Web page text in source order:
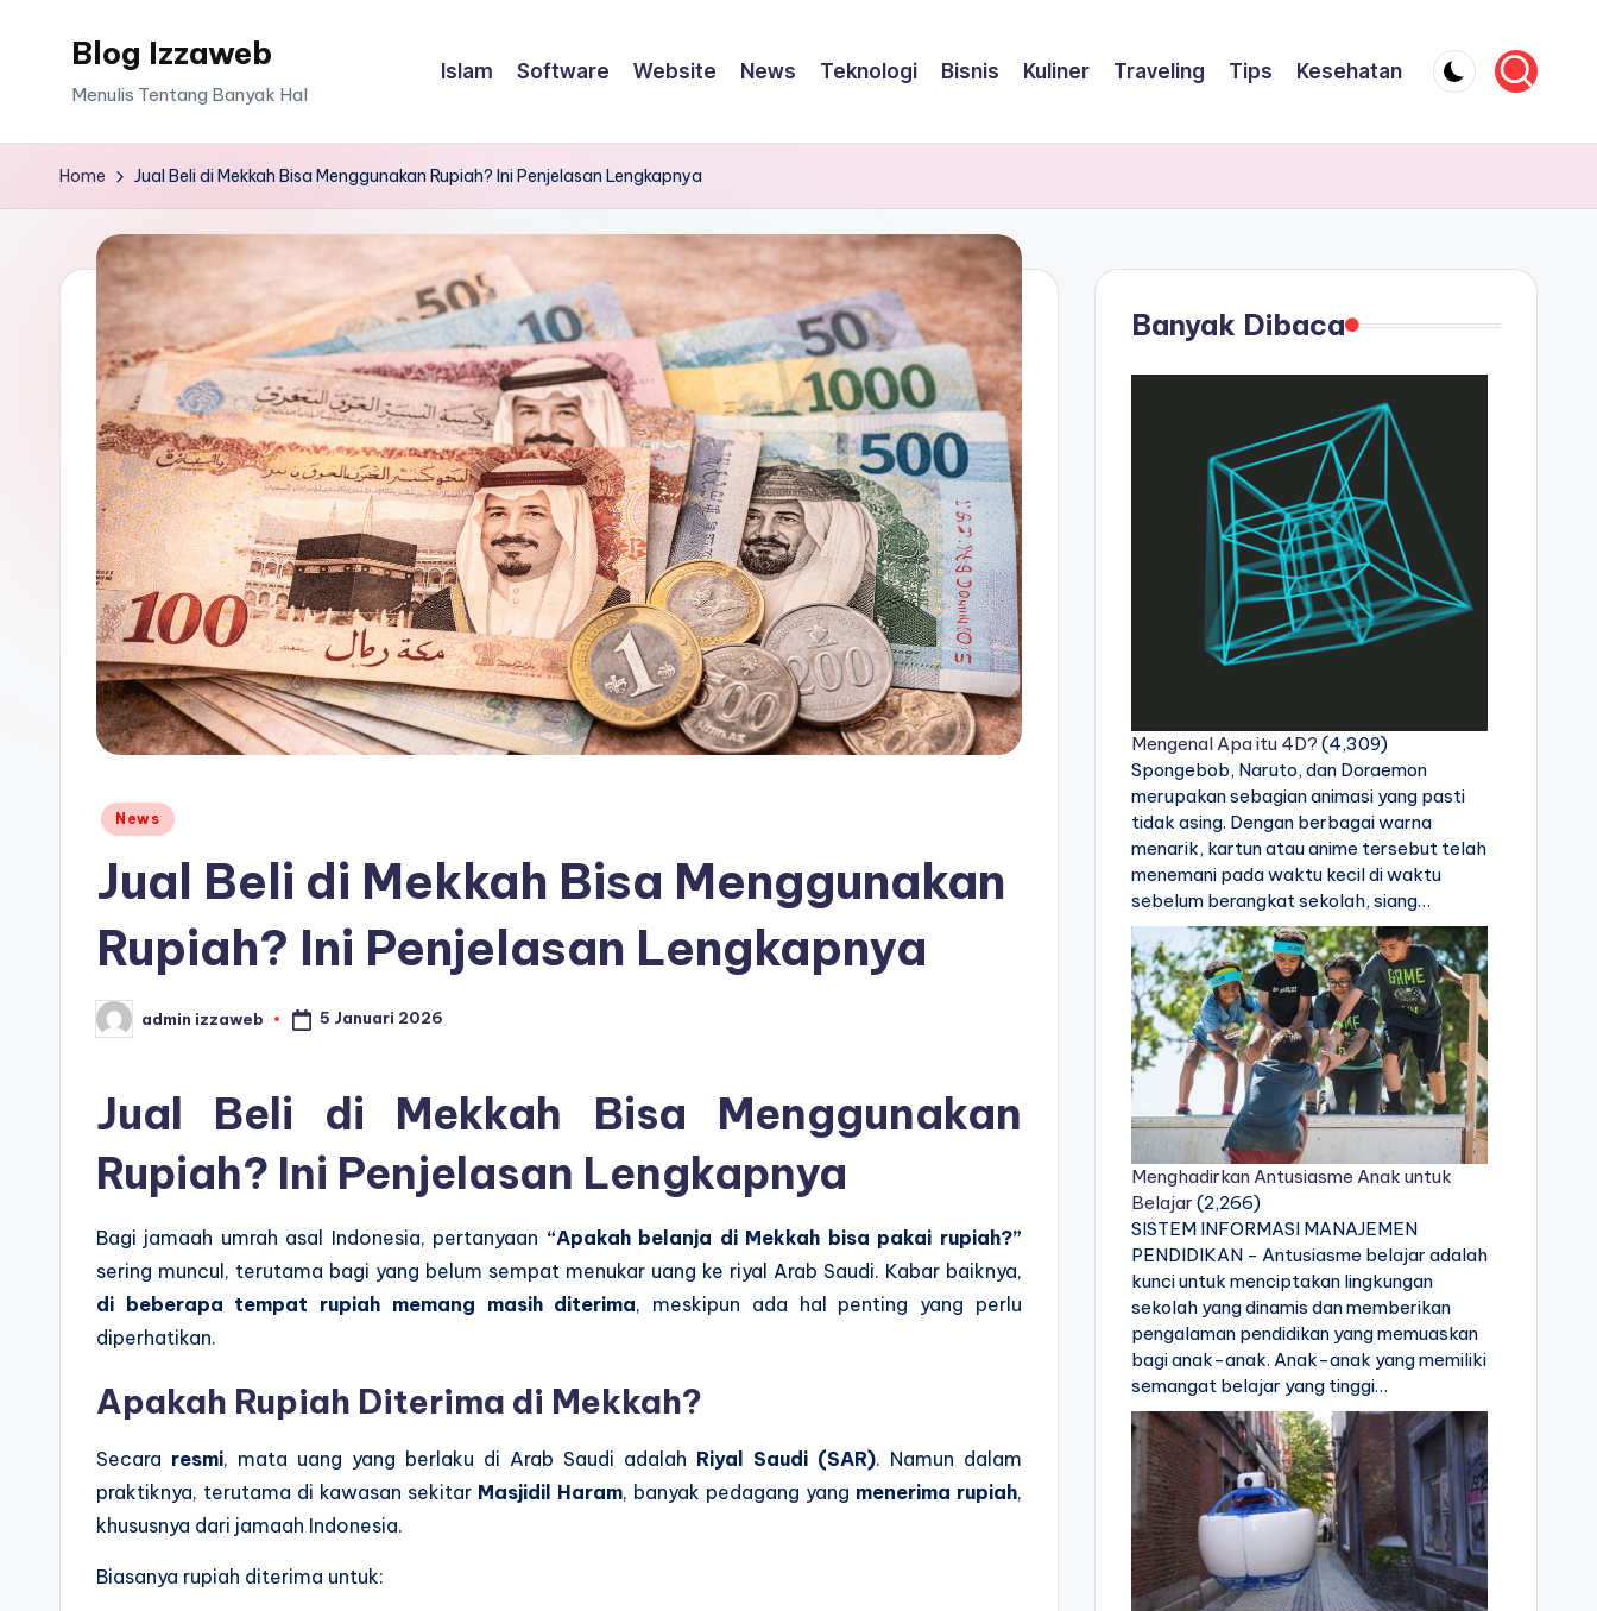
Blog Izzaweb
Menulis Tentang Banyak Hal
Islam Software Website News Teknologi Bisnis Kuliner Traveling Tips Kesehatan
Home Jual Beli di Mekkah Bisa Menggunakan Rupiah? Ini Penjelasan Lengkapnya
Posted
News
Jual Beli di Mekkah Bisa Menggunakan
Rupiah? Ini Penjelasan Lengkapnya
Posted
by
admin izzaweb 5 Januari 2026
Jual Beli di Mekkah Bisa Menggunakan
Rupiah? Ini Penjelasan Lengkapnya
Bagi jamaah umrah asal Indonesia, pertanyaan “Apakah belanja di Mekkah bisa pakai rupiah?”
sering muncul, terutama bagi yang belum sempat menukar uang ke riyal Arab Saudi. Kabar baiknya,
di beberapa tempat rupiah memang masih diterima, meskipun ada hal penting yang perlu
diperhatikan.
Apakah Rupiah Diterima di Mekkah?
Secara resmi, mata uang yang berlaku di Arab Saudi adalah Riyal Saudi (SAR). Namun dalam
praktiknya, terutama di kawasan sekitar Masjidil Haram, banyak pedagang yang menerima rupiah,
khususnya dari jamaah Indonesia.
Biasanya rupiah diterima untuk:
Banyak Dibaca
Mengenal Apa itu 4D? (4,309)
Spongebob, Naruto, dan Doraemon
merupakan sebagian animasi yang pasti
tidak asing. Dengan berbagai warna
menarik, kartun atau anime tersebut telah
menemani pada waktu kecil di waktu
sebelum berangkat sekolah, siang…
Menghadirkan Antusiasme Anak untuk
Belajar (2,266)
SISTEM INFORMASI MANAJEMEN
PENDIDIKAN - Antusiasme belajar adalah
kunci untuk menciptakan lingkungan
sekolah yang dinamis dan memberikan
pengalaman pendidikan yang memuaskan
bagi anak-anak. Anak-anak yang memiliki
semangat belajar yang tinggi…